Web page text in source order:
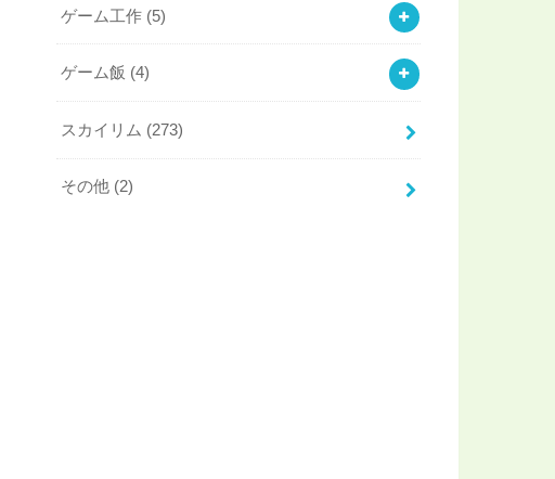
ゲーム工作 (5)
ゲーム飯 (4)
スカイリム (273)
その他 (2)